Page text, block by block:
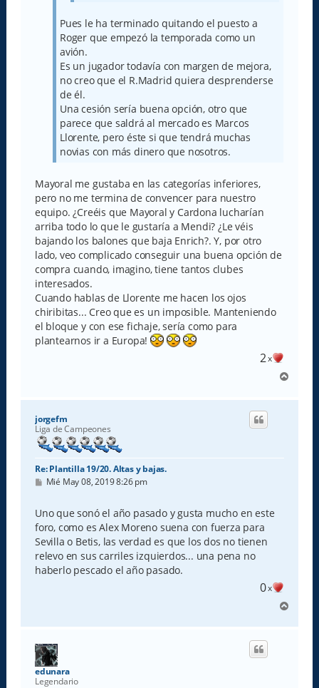
Pues le ha terminado quitando el puesto a
Roger que empezó la temporada como un
avión.
Es un jugador todavía con margen de mejora,
no creo que el R.Madrid quiera desprenderse
de él.
Una cesión sería buena opción, otro que
parece que saldrá al mercado es Marcos
Llorente, pero éste si que tendrá muchas
novias con más dinero que nosotros.
Mayoral me gustaba en las categorías inferiores,
pero no me termina de convencer para nuestro
equipo. ¿Creéis que Mayoral y Cardona lucharían
arriba todo lo que le gustaría a Mendi? ¿Le véis
bajando los balones que baja Enrich?. Y, por otro
lado, veo complicado conseguir una buena opción de
compra cuando, imagino, tiene tantos clubes
interesados.
Cuando hablas de Llorente me hacen los ojos
chiribitas... Creo que es un imposible. Manteniendo
el bloque y con ese fichaje, sería como para
plantearnos ir a Europa!
2x
r
jorgefm
Liga de Campeones
Re: Plantilla 19/20. Altas y bajas.
M
s
a
j
e
Mié May 08, 2019 8:26 pm
Uno que sonó el año pasado y gusta mucho en este
foro, como es Alex Moreno suena con fuerza para
Sevilla o Betis, las verdad es que los dos no tienen
relevo en sus carriles izquierdos... una pena no
haberlo pescado el año pasado.
0x
r
edunara
Legendario